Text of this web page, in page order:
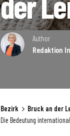
Author
Redaktion
Bezirk
Bruck an der
Die Bedeutung